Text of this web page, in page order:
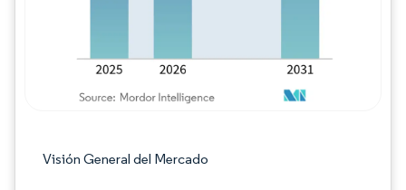
Visión General del Mercado